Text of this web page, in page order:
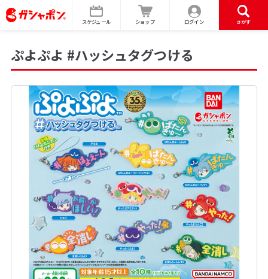
スケジュール ショップ ログイン さがす
ぷよぷよ #ハッシュタグつける